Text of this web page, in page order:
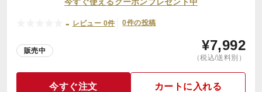
- レビュー 0件 0件の投稿
販売中 ¥7,992
（税込/送料別）
今すぐ注文 カートに入れる